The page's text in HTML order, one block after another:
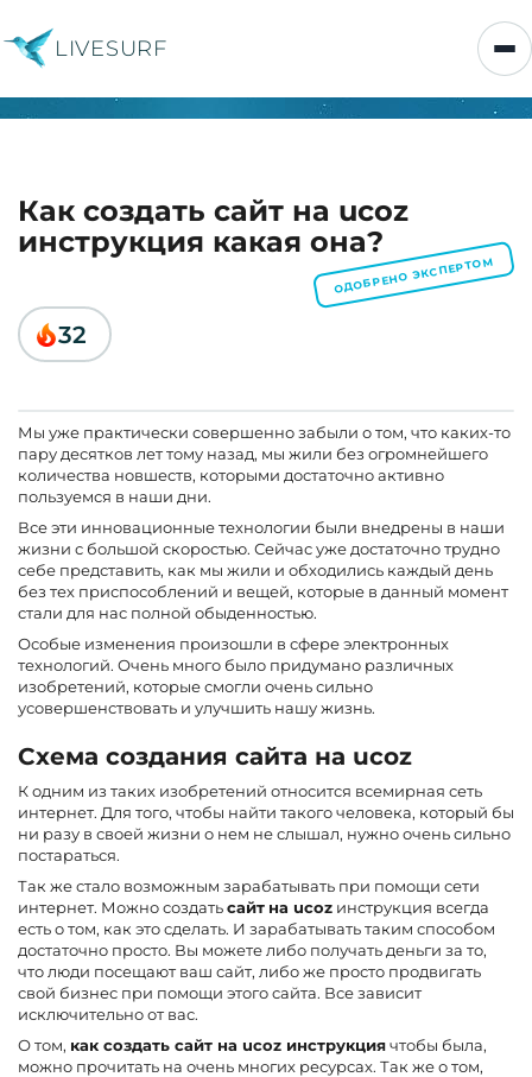
LIVESURF
Как создать сайт на ucoz
инструкция какая она?
ОДОБРЕНО ЭКСПЕРТОМ
32
Мы уже практически совершенно забыли о том, что каких-то
пару десятков лет тому назад, мы жили без огромнейшего
количества новшеств, которыми достаточно активно
пользуемся в наши дни.
Все эти инновационные технологии были внедрены в наши
жизни с большой скоростью. Сейчас уже достаточно трудно
себе представить, как мы жили и обходились каждый день
без тех приспособлений и вещей, которые в данный момент
стали для нас полной обыденностью.
Особые изменения произошли в сфере электронных
технологий. Очень много было придумано различных
изобретений, которые смогли очень сильно
усовершенствовать и улучшить нашу жизнь.
Схема создания сайта на ucoz
К одним из таких изобретений относится всемирная сеть
интернет. Для того, чтобы найти такого человека, который бы
ни разу в своей жизни о нем не слышал, нужно очень сильно
постараться.
Так же стало возможным зарабатывать при помощи сети
интернет. Можно создатьсайт на ucoz инструкция всегда
есть о том, как это сделать. И зарабатывать таким способом
достаточно просто. Вы можете либо получать деньги за то,
что люди посещают ваш сайт, либо же просто продвигать
свой бизнес при помощи этого сайта. Все зависит
исключительно от вас.
О том, как создать сайт на ucoz инструкциячтобы была,
можно прочитать на очень многих ресурсах. Так же о том,